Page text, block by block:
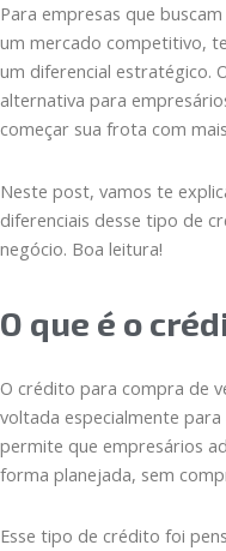
Para empresas que
um mercado competitivo,
um diferencial estratégico.
alternativa para
começar sua frota com
Neste post, vamos te
diferenciais desse tipo de
negócio. Boa leitura!
O que é o
O crédito para compra de
voltada especialmente
permite que empresários
forma planejada, sem
Esse tipo de crédito foi